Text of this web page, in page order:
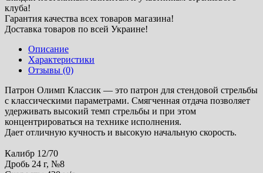
клуба!
Гарантия качества всех товаров магазина!
Доставка товаров по всей Украине!
Описание
Характеристики
Отзывы (0)
Патрон Олимп Классик — это патрон для стендовой стрельбы
с классическими параметрами. Смягченная отдача позволяет
удерживать высокий темп стрельбы и при этом
концентрироваться на технике исполнения.
Дает отличную кучность и высокую начальную скорость.
Калибр 12/70
Дробь 24 г, №8